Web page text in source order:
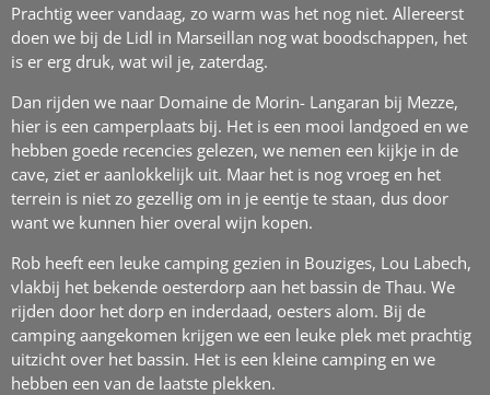
Prachtig weer vandaag, zo warm was het nog niet. Allereerst
doen we bij de Lidl in Marseillan nog wat boodschappen, het
is er erg druk, wat wil je, zaterdag.
Dan rijden we naar Domaine de Morin- Langaran bij Mezze,
hier is een camperplaats bij. Het is een mooi landgoed en we
hebben goede recencies gelezen, we nemen een kijkje in de
cave, ziet er aanlokkelijk uit. Maar het is nog vroeg en het
terrein is niet zo gezellig om in je eentje te staan, dus door
want we kunnen hier overal wijn kopen.
Rob heeft een leuke camping gezien in Bouziges, Lou Labech,
vlakbij het bekende oesterdorp aan het bassin de Thau. We
rijden door het dorp en inderdaad, oesters alom. Bij de
camping aangekomen krijgen we een leuke plek met prachtig
uitzicht over het bassin. Het is een kleine camping en we
hebben een van de laatste plekken.